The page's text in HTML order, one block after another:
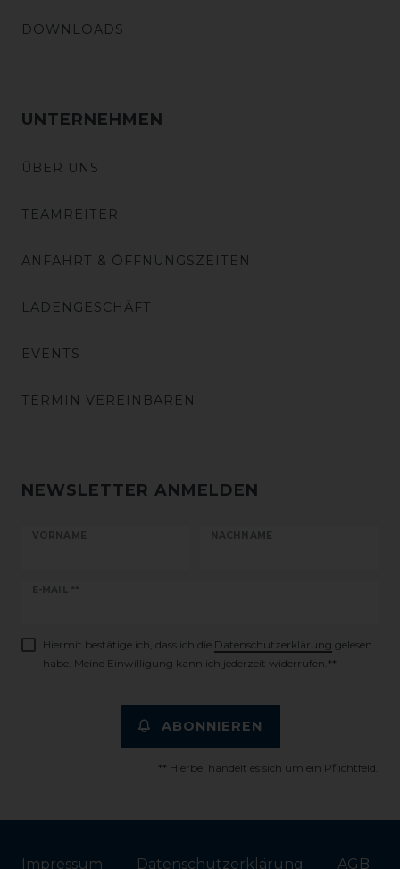
DOWNLOADS
UNTERNEHMEN
ÜBER UNS
TEAMREITER
ANFAHRT & ÖFFNUNGSZEITEN
LADENGESCHÄFT
EVENTS
TERMIN VEREINBAREN
NEWSLETTER ANMELDEN
VORNAME NACHNAME
E-MAIL **
Newsletter
Hiermit bestätige ich, dass ich die Daten­schutz­erklärung gelesen
habe. Meine Einwilligung kann ich jederzeit widerrufen.**
ABONNIEREN
** Hierbei handelt es sich um ein Pflichtfeld.
Impressum Daten­schutz­erklärung AGB